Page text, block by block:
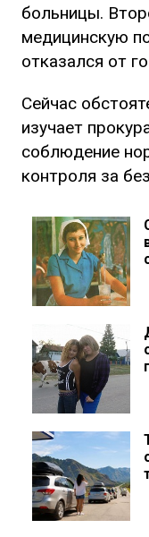
больницы.
медицинскую
отказался от
Сейчас
изучает
соблюдение
контроля за